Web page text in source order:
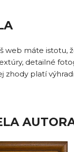
web máte istotu,
detailné
zhody platí